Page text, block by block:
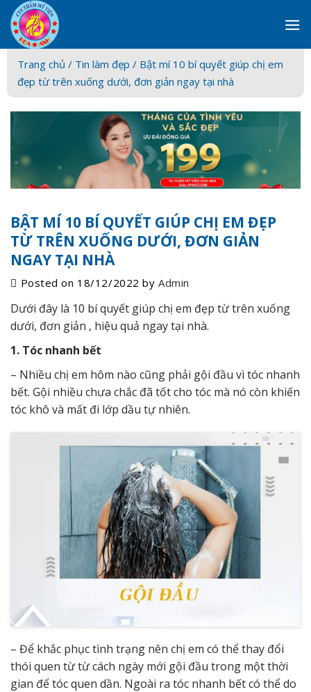
Skip
to
content
Trang chủ / Tin làm đẹp / Bật mí 10 bí quyết giúp chị em
đẹp từ trên xuống dưới, đơn giản ngay tại nhà
BẬT MÍ 10 BÍ QUYẾT GIÚP CHỊ EM ĐẸP
TỪ TRÊN XUỐNG DƯỚI, ĐƠN GIẢN
NGAY TẠI NHÀ
Posted on 18/12/2022 byAdmin
Dưới đây là 10 bí quyết giúp chị em đẹp từ trên xuống
dưới, đơn giản , hiệu quả ngay tại nhà.
1. Tóc nhanh bết
– Nhiều chị em hôm nào cũng phải gội đầu vì tóc nhanh
bết. Gội nhiều chưa chắc đã tốt cho tóc mà nó còn khiến
tóc khô và mất đi lớp dầu tự nhiên.
– Để khắc phục tình trạng nên chị em có thể thay đổi
thói quen từ từ cách ngày mới gội đầu trong một thời
gian để tóc quen dần. Ngoài ra tóc nhanh bết có thể do